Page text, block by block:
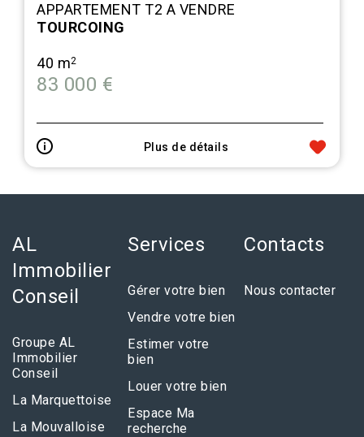
APPARTEMENT T2 A VENDRE
TOURCOING
40 m2
83 000 €
Plus de détails
AL
Immobilier
Conseil
Groupe AL
Immobilier
Conseil
La Marquettoise
La Mouvalloise
Services
Gérer votre bien
Vendre votre bien
Estimer votre
bien
Louer votre bien
Espace Ma
recherche
Contacts
Nous contacter